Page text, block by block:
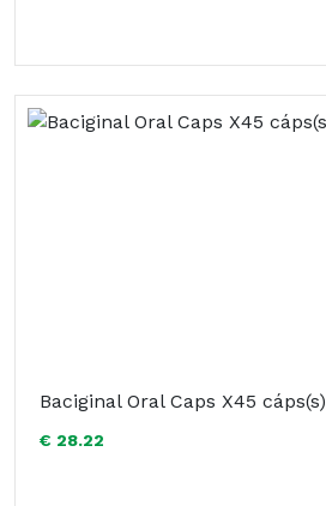
Baciginal Oral Caps X45 cáps(s)
€ 28.22